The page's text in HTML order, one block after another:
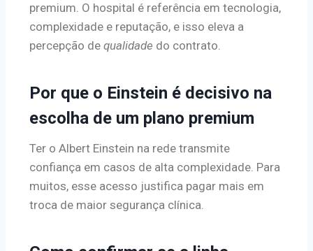
premium. O hospital é referência em tecnologia,
complexidade e reputação, e isso eleva a
percepção de qualidade do contrato.
Por que o Einstein é decisivo na
escolha de um plano premium
Ter o Albert Einstein na rede transmite
confiança em casos de alta complexidade. Para
muitos, esse acesso justifica pagar mais em
troca de maior segurança clínica.